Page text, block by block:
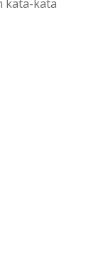
kata-kata